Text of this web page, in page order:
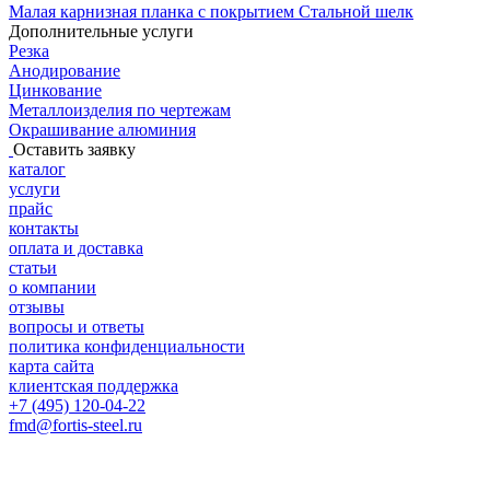
Малая карнизная планка с покрытием Стальной шелк
Дополнительные услуги
Резка
Анодирование
Цинкование
Металлоизделия по чертежам
Окрашивание алюминия
Оставить заявку
каталог
услуги
прайс
контакты
оплата и доставка
статьи
о компании
отзывы
вопросы и ответы
политика конфиденциальности
карта сайта
клиентская поддержка
+7 (495) 120-04-22
fmd@fortis-steel.ru